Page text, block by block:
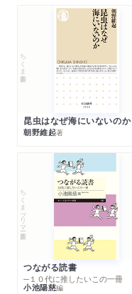
ちくま新書
昆虫はなぜ海にいないのか
朝野維起著
ちくまプリマー新書
つながる読書
─１０代に推したいこの一冊
小池陽慈編